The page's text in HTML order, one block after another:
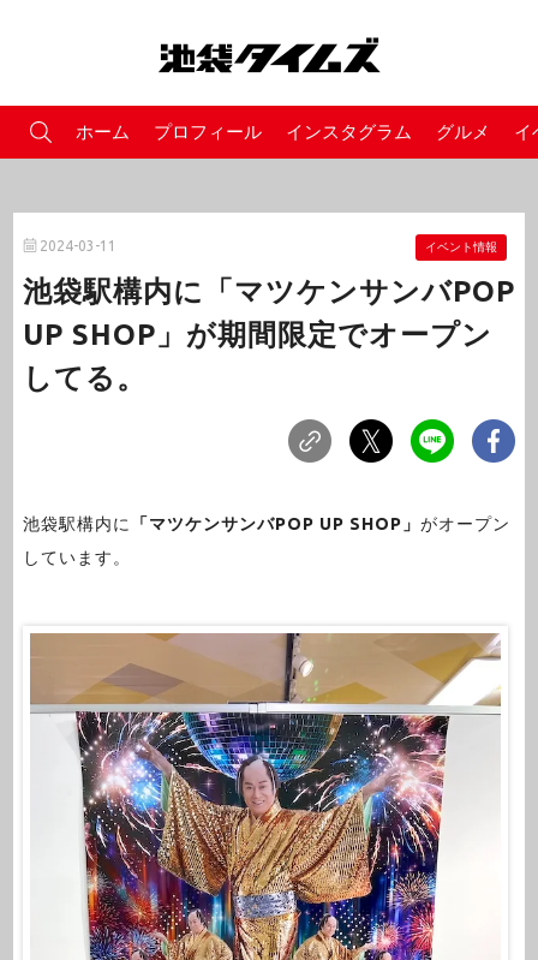
ホーム プロフィール インスタグラム グルメ イ
2024-03-11 イベント情報
池袋駅構内に「マツケンサンバPOP
UP SHOP」が期間限定でオープン
してる。
池袋駅構内に 「マツケンサンバPOP UP SHOP」 がオープン
しています。